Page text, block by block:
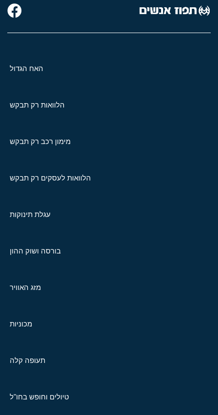
האח הגדול
הלוואות רק תבקש
מימון רכב רק תבקש
הלוואות לעסקים רק תבקש
עגלת תינוקות
בורסה ושוק ההון
מזג האוויר
מכוניות
תעופה קלה
טיולים וחופש בחו"ל